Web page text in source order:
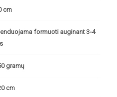
cm
formuoti auginant 3-4
gramų
cm